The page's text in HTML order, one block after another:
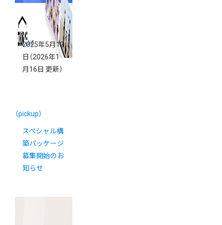
2025年5月12
日 （2026年1
月16日 更新）
（pickup）
スペシャル構
築パッケージ
募集開始のお
知らせ